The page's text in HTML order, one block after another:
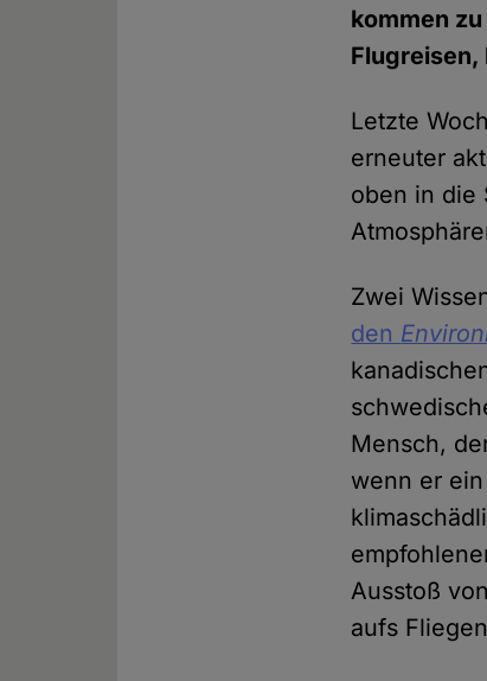
kommen
Flugreisen,
Letzte
erneuter
oben in die
Zwei
den
Mensch,
wenn er
Ausstoß
aufs